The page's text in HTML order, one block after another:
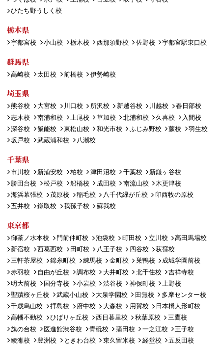
ひたち野うしく校
栃木県
宇都宮校 小山校 栃木校 西那須野校 佐野校 宇都宮駅東口校
群馬県
高崎校 太田校 前橋校 伊勢崎校
埼玉県
熊谷校 大宮校 川口校 所沢校 新越谷校 川越校
春日部校
志木校
南浦和校 上尾校 草加校 北浦和校 久喜校
入間校
深谷校
飯能校 東松山校 和光市校 ふじみ野校 蕨校
羽生校
坂戸校
武蔵浦和校 八潮校
千葉県
市川校 新浦安校 柏校 津田沼校 千葉校
新鎌ヶ谷校
勝田台校
松戸校 船橋校 成田校 南流山校
木更津校
海浜幕張校
茂原校 稲毛校 八千代緑が丘校
印西牧の原校
五井校
鎌取校 我孫子校 蘇我校
東京都
御茶ノ水本校 門前仲町校 池袋校 町田校 立川校
高田馬場校
新宿校
西葛西校 田町校 八王子校 四谷校
荻窪校
三軒茶屋校
錦糸町校 練馬校 金町校 巣鴨校
成城学園前校
赤羽校
自由が丘校 調布校 大井町校 北千住校
吉祥寺校
明大前校
国分寺校 小岩校 渋谷校 神保町校
上野校
聖蹟桜ヶ丘校
武蔵小山校 大泉学園校 田無校
多摩センター校
千歳烏山校
拝島校 府中校 大森校 用賀校
日本橋人形町校
高幡不動校
ひばりヶ丘校 西日暮里校 秋葉原校
三鷹校
旗の台校
医進館渋谷校 青砥校 蒲田校 一之江校
王子校
綾瀬校
豊洲校 ときわ台校 東久留米校 経堂校
五反田校